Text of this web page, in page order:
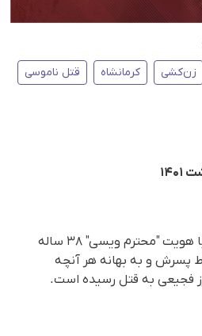
زن‌کشی کرمانشاه قتل ناموسی
یک زن جوان در کرمانشاه با هویت "محترم ویسی" ٣٨ ساله
پسرش و به بهانه هر آنچه
فجیعی به قتل رسیده است.